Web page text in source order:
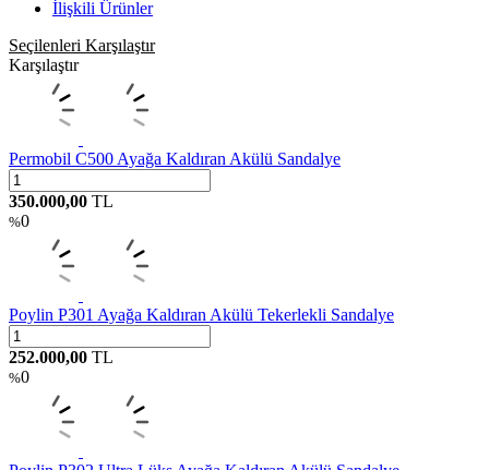
İlişkili Ürünler
Seçilenleri Karşılaştır
Karşılaştır
Permobil C500 Ayağa Kaldıran Akülü Sandalye
350.000,00 TL
%0
Poylin P301 Ayağa Kaldıran Akülü Tekerlekli Sandalye
252.000,00 TL
%0